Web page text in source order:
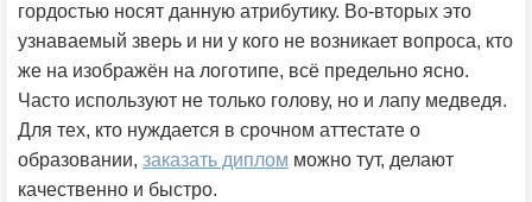
гордостью носят данную атрибутику. Во-вторых это
узнаваемый зверь и ни у кого не возникает вопроса, кто
же на изображён на логотипе, всё предельно ясно.
Часто используют не только голову, но и лапу медведя.
Для тех, кто нуждается в срочном аттестате о
образовании, заказать диплом можно тут, делают
качественно и быстро.